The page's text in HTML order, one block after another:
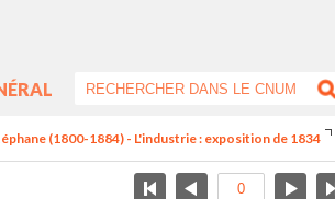
(1800-1884) - L'industrie : exposition de 1834